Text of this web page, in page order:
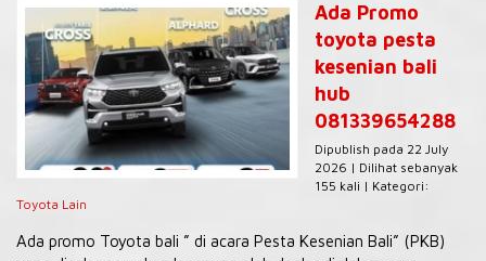
Ada Promo
toyota pesta
kesenian bali
hub
081339654288
Dipublish pada 22 July
2026 | Dilihat sebanyak
155 kali | Kategori:
Toyota Lain
Ada promo Toyota bali ” di acara Pesta Kesenian Bali” (PKB)